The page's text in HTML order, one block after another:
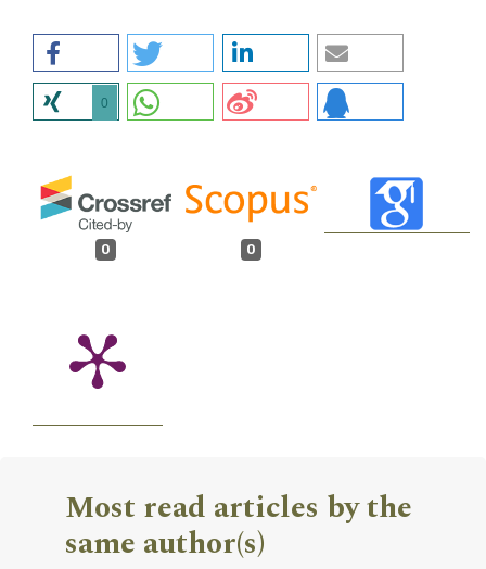
0
0 0
Most read articles by the
same author(s)